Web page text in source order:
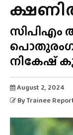
സിപിഎം
നികേഷ്
August 2, 2024
ByTrainee